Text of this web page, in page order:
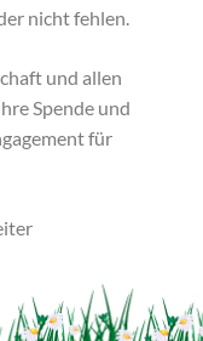
nicht fehlen.
und allen
Spende und
für